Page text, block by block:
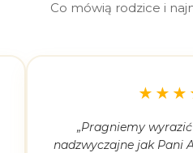
Co mówią rodzice i
„Pragniemy
nadzwyczajne jak Pani